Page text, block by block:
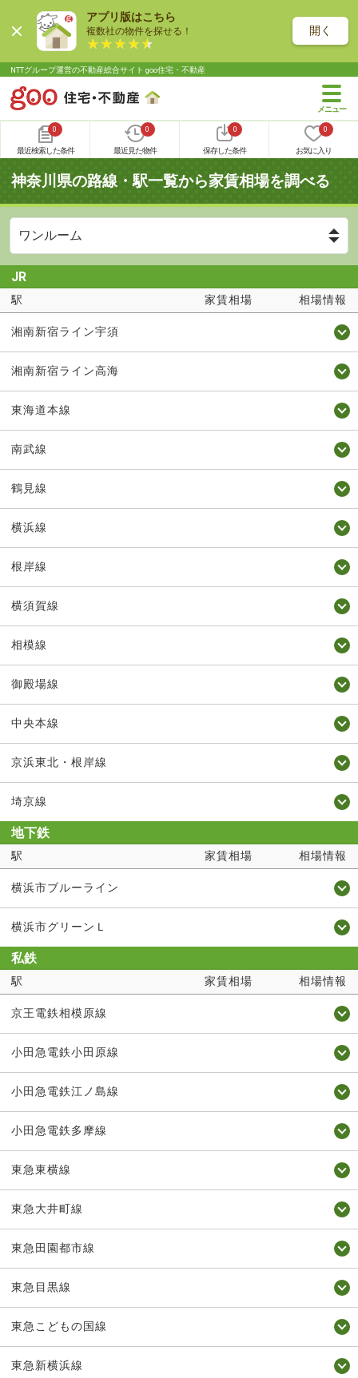
アプリ版はこちら
複数社の物件を探せる！ 開く
NTTグループ運営の不動産総合サイト goo住宅・不動産
0
最近検索した条件
0
最近見た物件
0
保存した条件
0
お気に入り
神奈川県の路線・駅一覧から家賃相場を調べる
JR
駅 家賃相場 相場情報
湘南新宿ライン宇須
湘南新宿ライン高海
東海道本線
南武線
鶴見線
横浜線
根岸線
横須賀線
相模線
御殿場線
中央本線
京浜東北・根岸線
埼京線
地下鉄
駅 家賃相場 相場情報
横浜市ブルーライン
横浜市グリーンＬ
私鉄
駅 家賃相場 相場情報
京王電鉄相模原線
小田急電鉄小田原線
小田急電鉄江ノ島線
小田急電鉄多摩線
東急東横線
東急大井町線
東急田園都市線
東急目黒線
東急こどもの国線
東急新横浜線